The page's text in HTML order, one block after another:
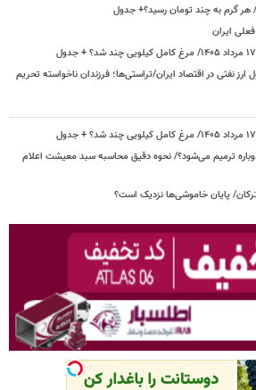
/ هر گرم به چند تومان رسید؟+ جدول
ایران
نفتی در اقتصاد ایران/تراستی‌ها؛ فرزندان ناخواسته تحریم
دوباره ترمیم می‌شود؟/ نحوه دقیق محاسبه سبد معیشت اعلام
پایان خاموشی‌ها نزدیک است؟